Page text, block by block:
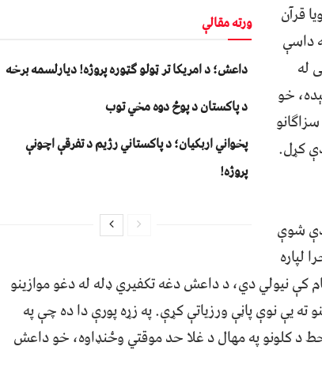
ورته مقالې
داعش؛ د امریکا تر ټولو ګټوره پروژه! دیارلسمه برخه
د پاکستان د پوځ دوه مخي توب
پخواني اربکیان؛ د پاکستاني رژیم د تفرقې اچونې
پروژه!
قرآن
داسې
له
خو
کړل.
شوې
لپاره
کې نیولي دي، د داعش دغه تکفیري ډله له دغو موازینو
یې نوې پاڼې ورزیاتې کړې. په زړه پورې دا ده چې په
کلونو په مهال د غلا حد موقتي وځنډاوه، خو داعش